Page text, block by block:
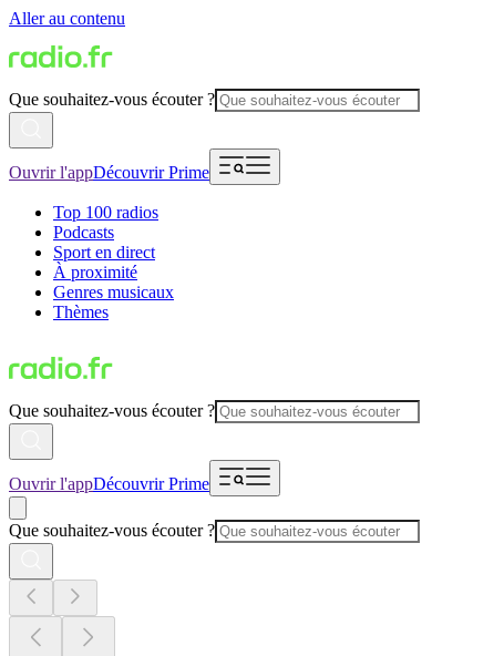
Aller au contenu
Que souhaitez-vous écouter ?
Ouvrir l'appDécouvrir Prime
Top 100 radios
Podcasts
Sport en direct
À proximité
Genres musicaux
Thèmes
Que souhaitez-vous écouter ?
Ouvrir l'appDécouvrir Prime
Que souhaitez-vous écouter ?